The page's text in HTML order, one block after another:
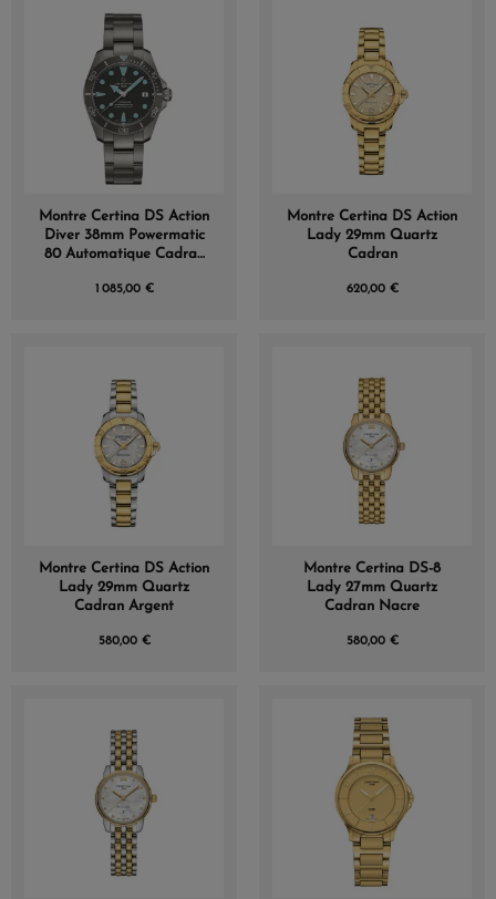
Montre Certina DS Action
Diver 38mm Powermatic
80 Automatique Cadran
1 085,00 €
Montre Certina DS Action
Lady 29mm Quartz
Cadran
620,00 €
Montre Certina DS Action
Lady 29mm Quartz
Cadran Argent
580,00 €
Montre Certina DS-8
Lady 27mm Quartz
Cadran Nacre
580,00 €